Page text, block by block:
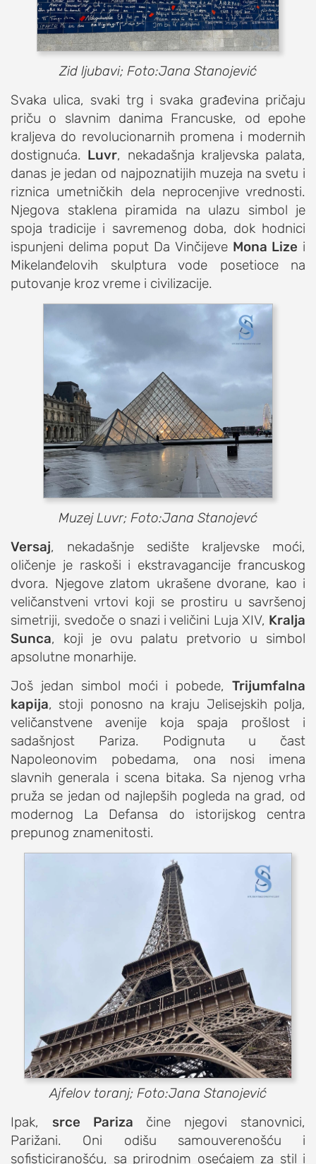
Zid ljubavi; Foto:Jana Stanojević
Svaka ulica, svaki trg i svaka građevina pričaju
priču o slavnim danima Francuske, od epohe
kraljeva do revolucionarnih promena i modernih
dostignuća. Luvr, nekadašnja kraljevska palata,
danas je jedan od najpoznatijih muzeja na svetu i
riznica umetničkih dela neprocenjive vrednosti.
Njegova staklena piramida na ulazu simbol je
spoja tradicije i savremenog doba, dok hodnici
ispunjeni delima poput Da Vinčijeve Mona Lize i
Mikelanđelovih skulptura vode posetioce na
putovanje kroz vreme i civilizacije.
Muzej Luvr; Foto:Jana Stanojevć
Versaj, nekadašnje sedište kraljevske moći,
oličenje je raskoši i ekstravagancije francuskog
dvora. Njegove zlatom ukrašene dvorane, kao i
veličanstveni vrtovi koji se prostiru u savršenoj
simetriji, svedoče o snazi i veličini Luja XIV, Kralja
Sunca, koji je ovu palatu pretvorio u simbol
apsolutne monarhije.
Još jedan simbol moći i pobede, Trijumfalna
kapija, stoji ponosno na kraju Jelisejskih polja,
veličanstvene avenije koja spaja prošlost i
sadašnjost Pariza. Podignuta u čast
Napoleonovim pobedama, ona nosi imena
slavnih generala i scena bitaka. Sa njenog vrha
pruža se jedan od najlepših pogleda na grad, od
modernog La Defansa do istorijskog centra
prepunog znamenitosti.
Ajfelov toranj; Foto:Jana Stanojević
Ipak, srce Pariza čine njegovi stanovnici,
Parižani. Oni odišu samouverenošću i
sofisticiranošću, sa prirodnim osećajem za stil i